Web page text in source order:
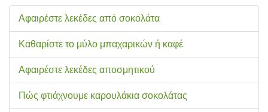
Αφαιρέστε λεκέδες από σοκολάτα
Καθαρίστε το μύλο μπαχαρικών ή καφέ
Αφαιρέστε λεκέδες αποσμητικού
Πώς φτιάχνουμε καρουλάκια σοκολάτας